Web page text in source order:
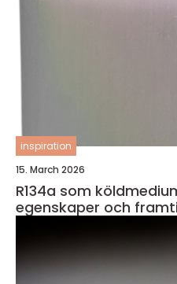
inspiration
15. March 2026
R134a som köldmedium
egenskaper och